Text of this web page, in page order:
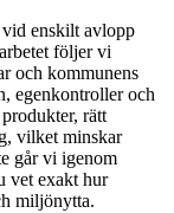
enskilt avlopp
följer vi
och kommunens
egenkontroller och
rätt
vilket minskar
går vi igenom
vet exakt hur
miljönytta.